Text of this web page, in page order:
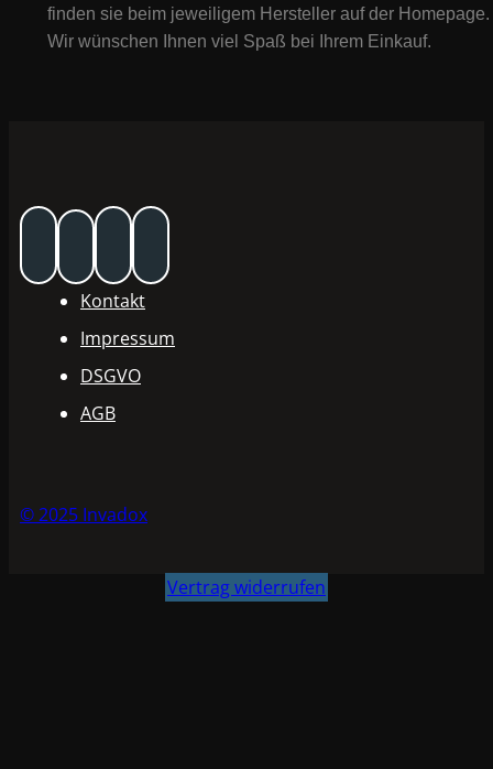
finden sie beim jeweiligem Hersteller auf der Homepage.
Wir wünschen Ihnen viel Spaß bei Ihrem Einkauf.
Kontakt
Impressum
DSGVO
AGB
© 2025 Invadox
Vertrag widerrufen